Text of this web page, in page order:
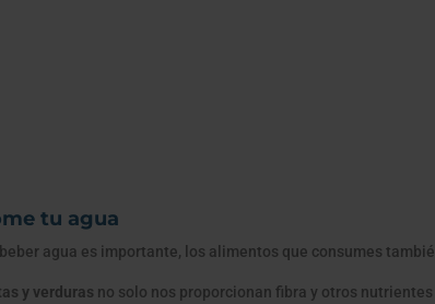
tu agua
agua es importante, los alimentos que consumes
y verduras no solo nos proporcionan fibra y otros